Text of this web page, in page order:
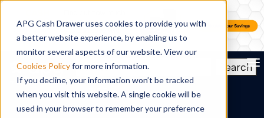
APG Cash Drawer uses cookies to provide you with
a better website experience, by enabling us to
monitor several aspects of our website. View our
Cookies Policyfor more information.
If you decline, your information won’t be tracked
when you visit this website. A single cookie will be
used in your browser to remember your preference
Search
FR